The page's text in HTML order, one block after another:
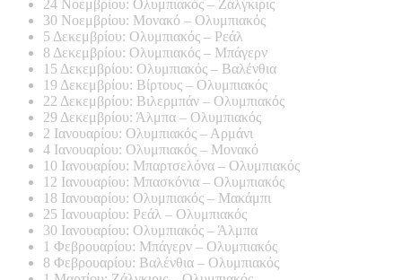
24 Νοεμβρίου: Ολυμπιακός – Ζάλγκιρις
30 Νοεμβρίου: Μονακό – Ολυμπιακός
5 Δεκεμβρίου: Ολυμπιακός – Ρεάλ
8 Δεκεμβρίου: Ολυμπιακός – Μπάγερν
15 Δεκεμβρίου: Ολυμπιακός – Βαλένθια
19 Δεκεμβρίου: Βίρτους – Ολυμπιακός
22 Δεκεμβρίου: Βιλερμπάν – Ολυμπιακός
29 Δεκεμβρίου: Άλμπα – Ολυμπιακός
2 Ιανουαρίου: Ολυμπιακός – Αρμάνι
4 Ιανουαρίου: Ολυμπιακός – Μονακό
10 Ιανουαρίου: Μπαρτσελόνα – Ολυμπιακός
12 Ιανουαρίου: Μπασκόνια – Ολυμπιακός
18 Ιανουαρίου: Ολυμπιακός – Μακάμπι
25 Ιανουαρίου: Ρεάλ – Ολυμπιακός
30 Ιανουαρίου: Ολυμπιακός – Άλμπα
1 Φεβρουαρίου: Μπάγερν – Ολυμπιακός
8 Φεβρουαρίου: Βαλένθια – Ολυμπιακός